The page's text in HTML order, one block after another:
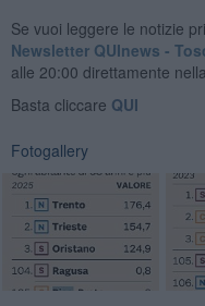
Se vuoi leggere le notizie
Newsletter QUInews -
alle 20:00 direttamente
Basta cliccare QUI
Fotogallery